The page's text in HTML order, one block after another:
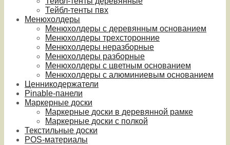
Тейбл-тенты пвх
Менюхолдеры
Менюхолдеры с деревянным основанием
Менюхолдеры трехсторонние
Менюхолдеры неразборные
Менюхолдеры разборные
Менюхолдеры с цветным основанием
Менюхолдеры с алюминиевым основанием
Ценникодержатели
Pinable-панели
Маркерные доски
Маркерные доски в деревянной рамке
Маркерные доски с полкой
Текстильные доски
POS-материалы